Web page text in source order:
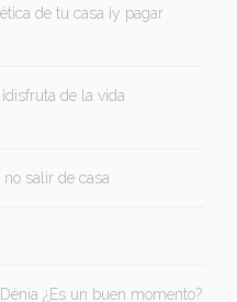
de tu casa ¡y pagar
de la vida
salir de casa
¿Es un buen momento?